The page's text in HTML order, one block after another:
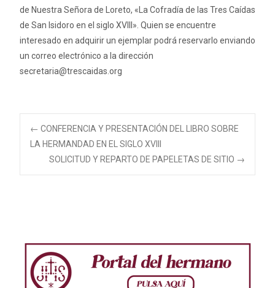
de Nuestra Señora de Loreto, «La Cofradía de las Tres Caídas
de San Isidoro en el siglo XVIII». Quien se encuentre
interesado en adquirir un ejemplar podrá reservarlo enviando
un correo electrónico a la dirección
secretaria@trescaidas.org
Navegación
de
← CONFERENCIA Y PRESENTACIÓN DEL LIBRO SOBRE
LA HERMANDAD EN EL SIGLO XVIII
SOLICITUD Y REPARTO DE PAPELETAS DE SITIO →